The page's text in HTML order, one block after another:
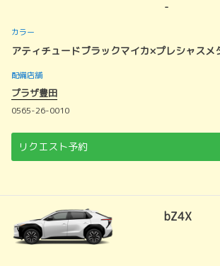
-
カラー
アティチュードブラックマイカ×プレシャスメ
配備店舗
プラザ豊田
0565-26-0010
リクエスト予約
bZ4X